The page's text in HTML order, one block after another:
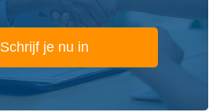
Schrijf je nu in